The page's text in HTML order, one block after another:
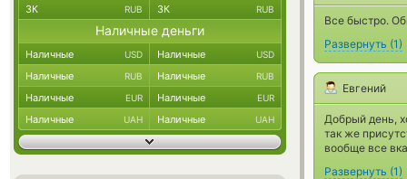
Все быстро.
Развернуть (1)
Евгений
Добрый день,
так же
вообще все
Развернуть (1)
ЗК RUB ЗК RUB
Наличные деньги
Наличные USD Наличные USD
Наличные RUB Наличные RUB
Наличные EUR Наличные EUR
Наличные UAH Наличные UAH